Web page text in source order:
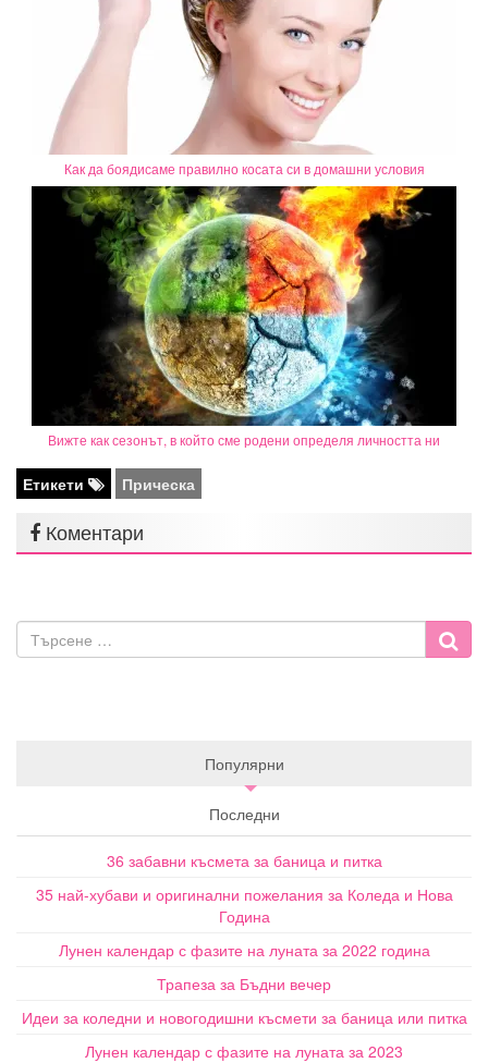
Как да боядисаме правилно косата си в домашни условия
Вижте как сезонът, в който сме родени определя личността ни
Етикети Прическа
Коментари
Популярни
Последни
36 забавни късмета за баница и питка
35 най-хубави и оригинални пожелания за Коледа и Нова
Година
Лунен календар с фазите на луната за 2022 година
Трапеза за Бъдни вечер
Идеи за коледни и новогодишни късмети за баница или питка
Лунен календар с фазите на луната за 2023